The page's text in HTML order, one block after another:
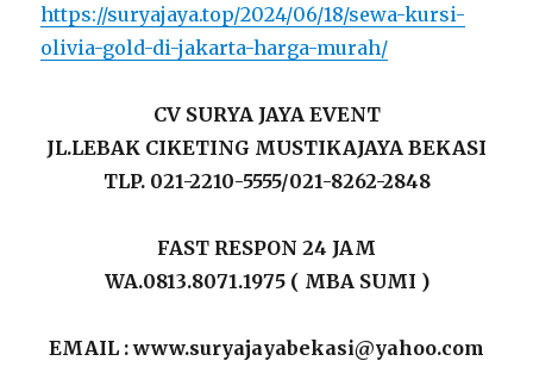
https://suryajaya.top/2024/06/18/sewa-kursi-
olivia-gold-di-jakarta-harga-murah/
CV SURYA JAYA EVENT
JL.LEBAK CIKETING MUSTIKAJAYA BEKASI
TLP. 021-2210-5555/021-8262-2848
FAST RESPON 24 JAM
WA.0813.8071.1975 ( MBA SUMI )
EMAIL : www.suryajayabekasi@yahoo.com